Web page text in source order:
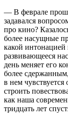
— В феврале
задавался
про кино?
более насущные
какой интонацией
развивающееся
день меняет его
более
в нем
строить
как наша
тридцать лет